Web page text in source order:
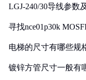
LGJ-240/30导线参数
寻找nce01p30k
电梯的尺寸有哪些规
镀锌方管尺寸一般有